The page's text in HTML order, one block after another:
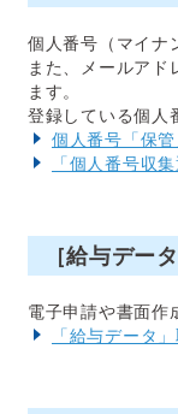
個人番号（マイナ
また、メールアド
ます。
登録している個人
個人番号「保
「個人番号収
［給与データ
電子申請や書面作
「給与データ